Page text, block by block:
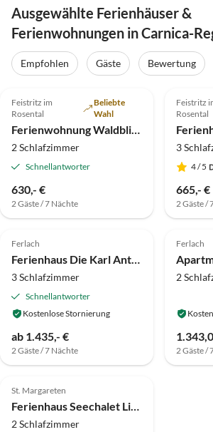
Ausgewählte Ferienhäuser &
Ferienwohnungen in Carnica-
Empfohlen Gäste Bewertung
Feistritz im
Rosental
Beliebte
Wahl
Ferienwohnung Waldblick am Draustausee
2 Schlafzimmer
Schnellantworter
630,- €
2 Gäste / 7 Nächte
Feistritz
Rosental
3
4/ 5
665,- €
2 Gäste /
Virtuelle
Tour
Super-Gastgeber
Top-Inserat
5.0 (17)
Ferlach
Ferienhaus Die Karl Anton Hütte
3 Schlafzimmer
Schnellantworter
Kostenlose Stornierung
ab 1.435,- €
2 Gäste / 7 Nächte
3.8
Ferlach
2
2 Gäste /
5.0 (2)
St. Margareten
Ferienhaus Seechalet Linsendorf
2 Schlafzimmer